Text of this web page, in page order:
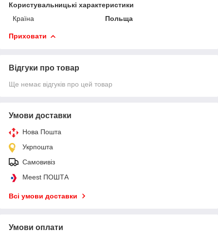
Користувальницькі характеристики
Країна
Польща
Приховати
Відгуки про товар
Ще немає відгуків про цей товар
Умови доставки
Нова Пошта
Укрпошта
Самовивіз
Meest ПОШТА
Всі умови доставки
Умови оплати